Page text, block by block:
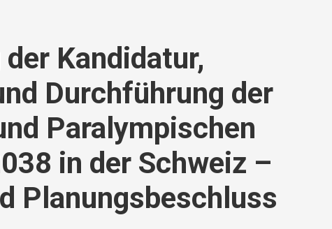
Kandidatur,
Durchführung der
Paralympischen
in der Schweiz –
Planungsbeschluss